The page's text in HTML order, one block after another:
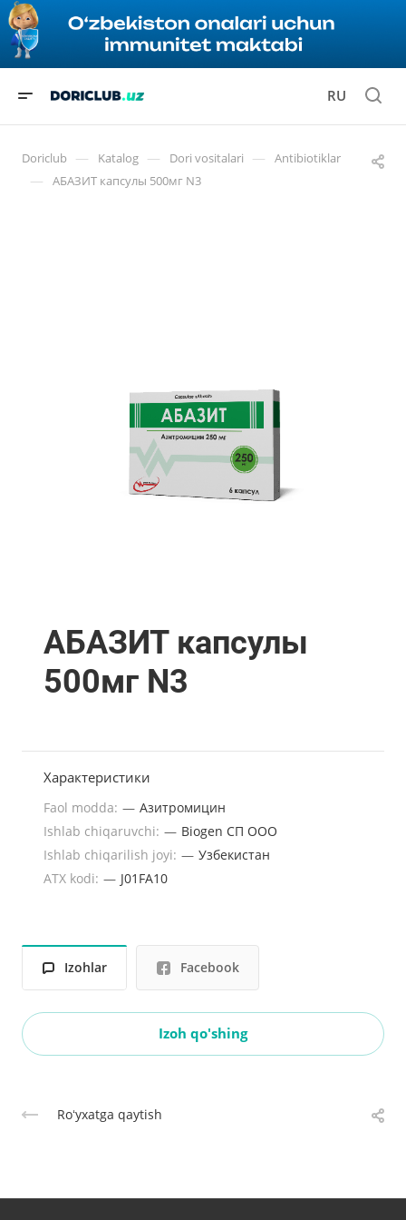
RU
Doriclub — Katalog — Dori vositalari — Antibiotiklar
— АБАЗИТ капсулы 500мг N3
АБАЗИТ капсулы
500мг N3
Характеристики
Faol modda: — Азитромицин
Ishlab chiqaruvchi: — Biogen СП ООО
Ishlab chiqarilish joyi: — Узбекистан
ATX kodi: — J01FA10
Izohlar Facebook
Izoh qo'shing
Roʻyxatga qaytish